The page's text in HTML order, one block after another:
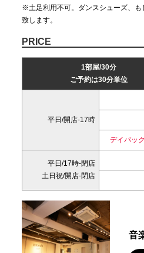
※土足利用不可。ダンスシューズ、も
致します。
PRICE
1部屋/30分
ご予約は30分単位
平日/開店-17時
デイパッ
平日/17時-閉店
土日祝/開店-閉店
音